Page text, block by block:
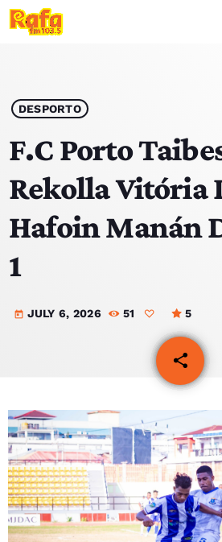
play_arrow OUVIR RAFA
HOME
NOTISIA
TOP 15
VÍDEO SIRA
EVENTU SIRA
KONTAKTU SIRA
DESPORTO
F.C Porto
Rekolla Vitória
Hafoin Manán
1
today JULY 6, 2026 51 5
share
email